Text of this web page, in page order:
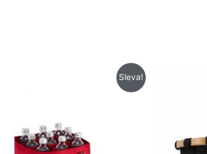
Sleva!